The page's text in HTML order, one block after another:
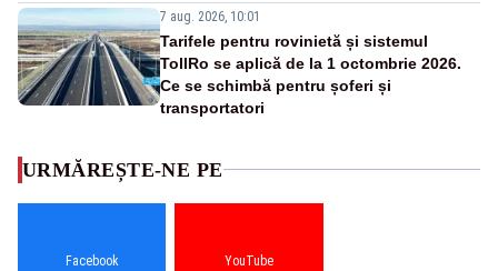
7 aug. 2026, 10:01
Tarifele pentru rovinietă și sistemul
TollRo se aplică de la 1 octombrie 2026.
Ce se schimbă pentru șoferi și
transportatori
URMĂREȘTE-NE PE
Facebook YouTube